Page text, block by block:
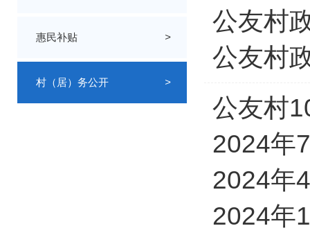
惠民补贴 >
村（居）务公开 >
公友村
公友村
公友村
2024年
2024年
2024年